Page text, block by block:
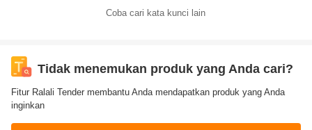
Coba cari kata kunci lain
Tidak menemukan produk yang Anda cari?
Fitur Ralali Tender membantu Anda mendapatkan produk yang Anda
inginkan